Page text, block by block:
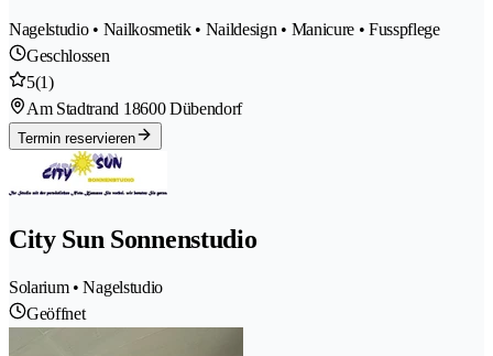
Nagelstudio • Nailkosmetik • Naildesign • Manicure • Fusspflege
Geschlossen
5(1)
Am Stadtrand 18600 Dübendorf
Termin reservieren
City Sun Sonnenstudio
Solarium • Nagelstudio
Geöffnet